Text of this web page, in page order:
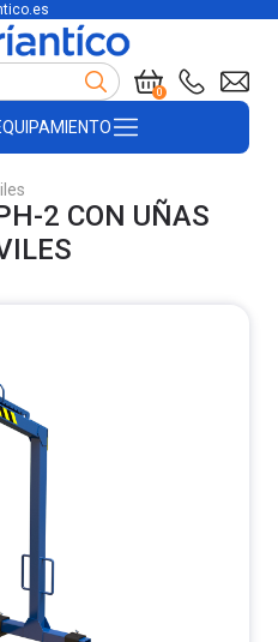
0
carretillas
almacén
y madera
2 CON UÑAS